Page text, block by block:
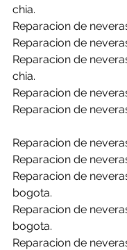
chia.
Reparacion de
Reparacion de
Reparacion de
chia.
Reparacion de
Reparacion de
Reparacion de
Reparacion de
Reparacion de
bogota.
Reparacion de
bogota.
Reparacion de